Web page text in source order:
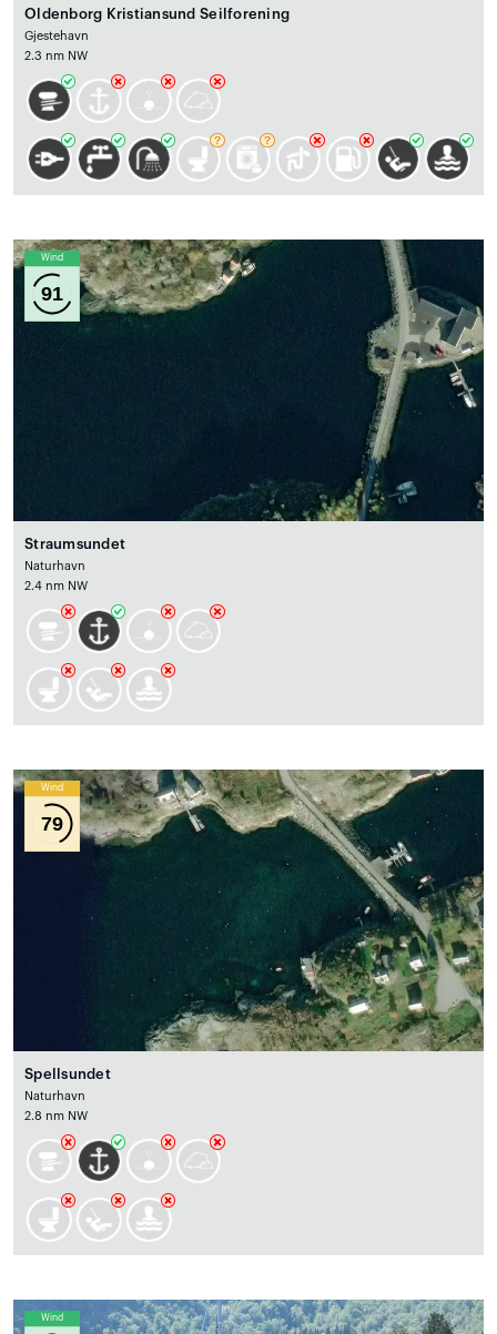
Oldenborg Kristiansund Seilforening
Gjestehavn
2.3 nm NW
Wind
91
Straumsundet
Naturhavn
2.4 nm NW
Wind
79
Spellsundet
Naturhavn
2.8 nm NW
Wind